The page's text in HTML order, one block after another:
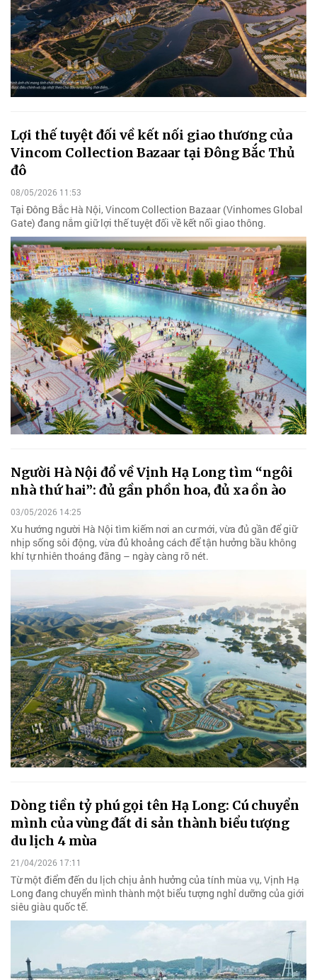
Lợi thế tuyệt đối về kết nối giao thương của
Vincom Collection Bazaar tại Đông Bắc Thủ
đô
08/05/2026 11:53
Tại Đông Bắc Hà Nội, Vincom Collection Bazaar (Vinhomes Global
Gate) đang nắm giữ lợi thế tuyệt đối về kết nối giao thông.
Người Hà Nội đổ về Vịnh Hạ Long tìm “ngôi
nhà thứ hai”: đủ gần phồn hoa, đủ xa ồn ào
03/05/2026 14:25
Xu hướng người Hà Nội tìm kiếm nơi an cư mới, vừa đủ gần để giữ
nhịp sống sôi động, vừa đủ khoảng cách để tận hưởng bầu không
khí tự nhiên thoáng đãng – ngày càng rõ nét.
Dòng tiền tỷ phú gọi tên Hạ Long: Cú chuyển
mình của vùng đất di sản thành biểu tượng
du lịch 4 mùa
21/04/2026 17:11
Từ một điểm đến du lịch chịu ảnh hưởng của tính mùa vụ, Vịnh Hạ
Long đang chuyển mình thành một biểu tượng nghỉ dưỡng của giới
siêu giàu quốc tế.